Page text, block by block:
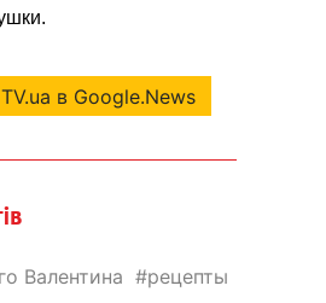
в Google.News
Валентина рецепты